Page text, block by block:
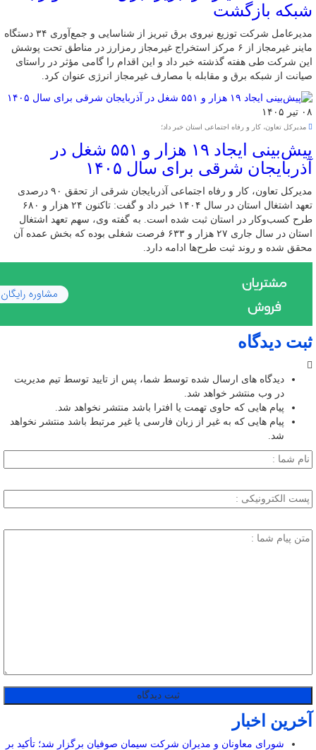
شبکه بازگشت
مدیرعامل شرکت توزیع نیروی برق تبریز از شناسایی و جمع‌آوری ۳۴ دستگاه
ماینر غیرمجاز از ۶ مرکز استخراج غیرمجاز رمزارز در مناطق تحت پوشش
این شرکت طی هفته گذشته خبر داد و این اقدام را گامی مؤثر در راستای
صیانت از شبکه برق و مقابله با مصارف غیرمجاز انرژی عنوان کرد.
۰۸ تیر ۱۴۰۵
مدیرکل تعاون، کار و رفاه اجتماعی استان خبر داد؛
پیش‌بینی ایجاد ۱۹ هزار و ۵۵۱ شغل در
آذربایجان شرقی برای سال ۱۴۰۵
مدیرکل تعاون، کار و رفاه اجتماعی آذربایجان شرقی از تحقق ۹۰ درصدی
تعهد اشتغال استان در سال ۱۴۰۴ خبر داد و گفت: تاکنون ۲۴ هزار و ۶۸۰
طرح کسب‌وکار در استان ثبت شده است. به گفته وی، سهم تعهد اشتغال
استان در سال جاری ۲۷ هزار و ۶۳۳ فرصت شغلی بوده که بخش عمده آن
محقق شده و روند ثبت طرح‌ها ادامه دارد.
ثبت دیدگاه
دیدگاه های ارسال شده توسط شما، پس از تایید توسط تیم مدیریت
در وب منتشر خواهد شد.
پیام هایی که حاوی تهمت یا افترا باشد منتشر نخواهد شد.
پیام هایی که به غیر از زبان فارسی یا غیر مرتبط باشد منتشر نخواهد
شد.
آخرین اخبار
شورای معاونان و مدیران شرکت سیمان صوفیان برگزار شد؛ تأکید بر